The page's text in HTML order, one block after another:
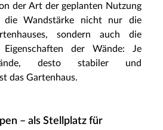
der Art der geplanten Nutzung
die Wandstärke nicht nur die
sondern auch die
Eigenschaften der Wände: Je
desto stabiler und
das Gartenhaus.
– als Stellplatz für